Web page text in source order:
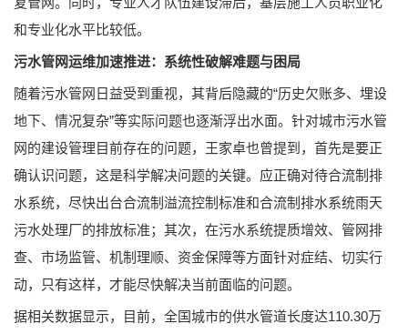
和专业化水平比较低。
污水管网运维加速推进：系统性破解难题与困局
随着污水管网日益受到重视，其背后隐藏的“历史欠账多、埋设
地下、情况复杂”等实际问题也逐渐浮出水面。针对城市污水管
网的建设管理目前存在的问题，王家卓也曾提到，首先是要正
确认识问题，这是科学解决问题的关键。应正确对待合流制排
水系统，尽快出台合流制溢流控制标准和合流制排水系统雨天
污水处理厂的排放标准；其次，在污水系统提质增效、管网排
查、市场监管、机制理顺、资金保障等方面针对症结、切实行
动，只有这样，才能尽快解决当前面临的问题。
据相关数据显示，目前，全国城市的供水管道长度达110.30万